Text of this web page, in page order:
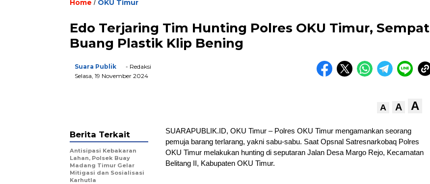
Home / OKU Timur
Edo Terjaring Tim Hunting Polres OKU Timur, Sempat
Buang Plastik Klip Bening
Suara Publik
- Redaksi
Selasa, 19 November 2024
A A A
SUARAPUBLIK.ID, OKU Timur – Polres OKU Timur mengamankan seorang
pemuja barang terlarang, yakni sabu-sabu. Saat Opsnal Satresnarkobaq Polres
OKU Timur melakukan hunting di seputaran Jalan Desa Margo Rejo, Kecamatan
Belitang II, Kabupaten OKU Timur.
Berita Terkait
Antisipasi Kebakaran
Lahan, Polsek Buay
Madang Timur Gelar
Mitigasi dan Sosialisasi
Karhutla